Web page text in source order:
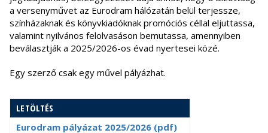
a versenyművet az Eurodram hálózatán belül terjessze,
színházaknak és könyvkiadóknak promóciós céllal eljuttassa,
valamint nyilvános felolvasáson bemutassa, amennyiben
beválasztják a 2025/2026-os évad nyertesei közé.
Egy szerző csak egy művel pályázhat.
LETÖLTÉS
Eurodram pályázat 2025/2026 (pdf)